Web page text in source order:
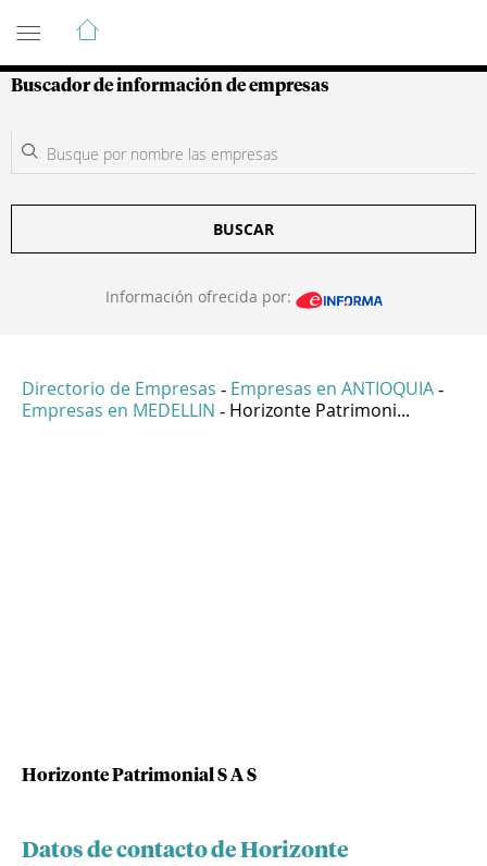
Guía de Empresas Colombianas
Buscador de información de empresas
BUSCAR
Información ofrecida por:
Directorio de Empresas - Empresas en ANTIOQUIA -
Empresas en MEDELLIN - Horizonte Patrimoni...
Horizonte Patrimonial S A S
Datos de contacto de Horizonte